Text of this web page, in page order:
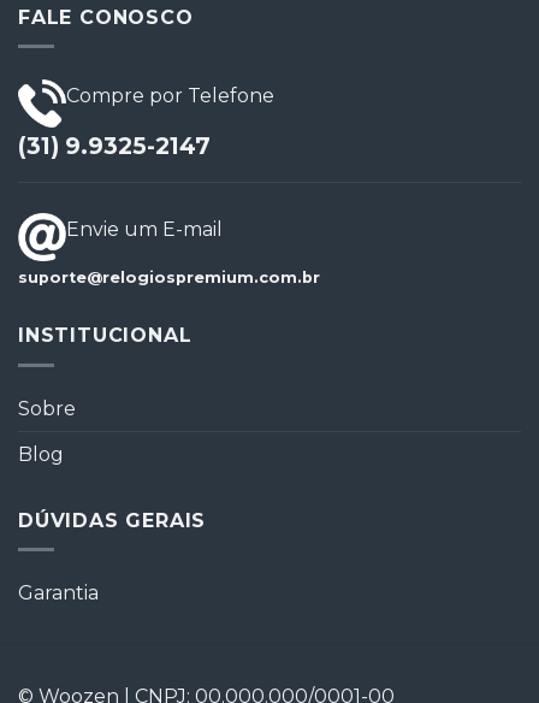
FALE CONOSCO
Compre por Telefone
(31) 9.9325-2147
Envie um E-mail
suporte@relogiospremium.com.br
INSTITUCIONAL
Sobre
Blog
DÚVIDAS GERAIS
Garantia
© Woozen | CNPJ: 00.000.000/0001-00